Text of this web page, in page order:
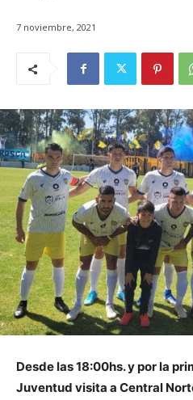
7 noviembre, 2021
Desde las 18:00hs. y por la
Juventud visita a Central